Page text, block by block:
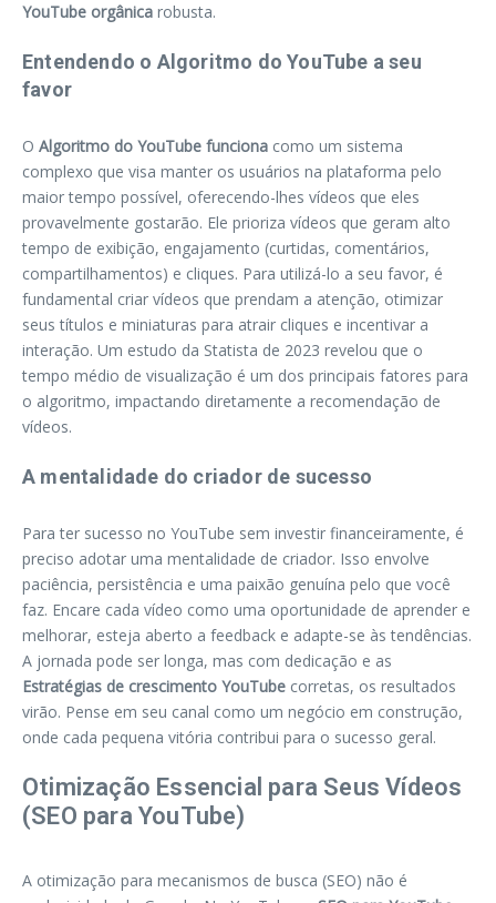
YouTube orgânica robusta.
Entendendo o Algoritmo do YouTube a seu
favor
O Algoritmo do YouTube funciona como um sistema
complexo que visa manter os usuários na plataforma pelo
maior tempo possível, oferecendo-lhes vídeos que eles
provavelmente gostarão. Ele prioriza vídeos que geram alto
tempo de exibição, engajamento (curtidas, comentários,
compartilhamentos) e cliques. Para utilizá-lo a seu favor, é
fundamental criar vídeos que prendam a atenção, otimizar
seus títulos e miniaturas para atrair cliques e incentivar a
interação. Um estudo da Statista de 2023 revelou que o
tempo médio de visualização é um dos principais fatores para
o algoritmo, impactando diretamente a recomendação de
vídeos.
A mentalidade do criador de sucesso
Para ter sucesso no YouTube sem investir financeiramente, é
preciso adotar uma mentalidade de criador. Isso envolve
paciência, persistência e uma paixão genuína pelo que você
faz. Encare cada vídeo como uma oportunidade de aprender e
melhorar, esteja aberto a feedback e adapte-se às tendências.
A jornada pode ser longa, mas com dedicação e as
Estratégias de crescimento YouTube corretas, os resultados
virão. Pense em seu canal como um negócio em construção,
onde cada pequena vitória contribui para o sucesso geral.
Otimização Essencial para Seus Vídeos
(SEO para YouTube)
A otimização para mecanismos de busca (SEO) não é